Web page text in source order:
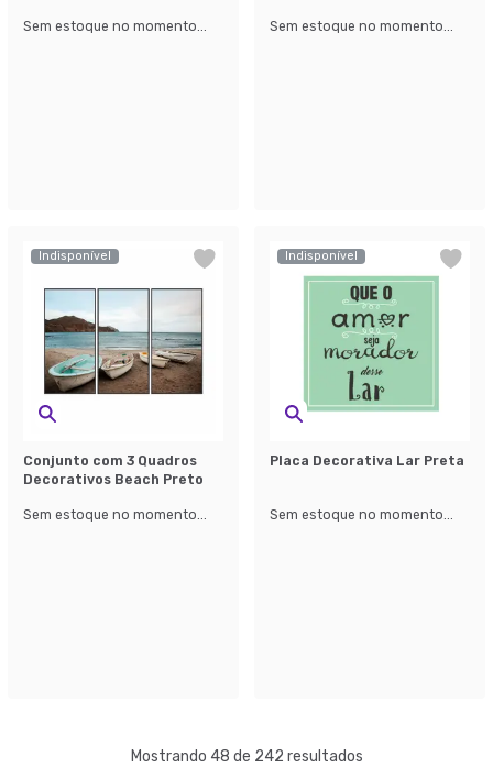
Sem estoque no momento... Sem estoque no momento...
Indisponível
Conjunto com 3 Quadros
Decorativos Beach Preto
Sem estoque no momento...
Indisponível
Placa Decorativa Lar Preta
Sem estoque no momento...
Mostrando 48 de 242 resultados